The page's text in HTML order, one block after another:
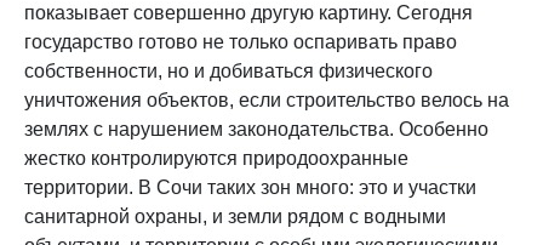
показывает совершенно другую картину. Сегодня
государство готово не только оспаривать право
собственности, но и добиваться физического
уничтожения объектов, если строительство велось на
землях с нарушением законодательства. Особенно
жестко контролируются природоохранные
территории. В Сочи таких зон много: это и участки
санитарной охраны, и земли рядом с водными